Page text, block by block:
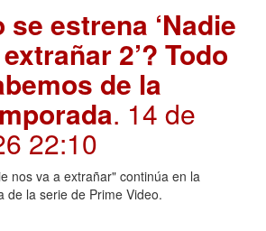
se estrena ‘Nadie
2’? Todo
de la
. 14 de
22:10
nos va a extrañar" continúa en la
de la serie de Prime Video.